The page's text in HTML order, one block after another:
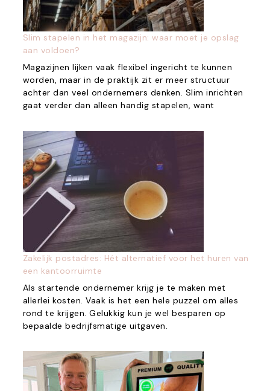
Slim stapelen in het magazijn: waar moet je opslag
aan voldoen?
Magazijnen lijken vaak flexibel ingericht te kunnen
worden, maar in de praktijk zit er meer structuur
achter dan veel ondernemers denken. Slim inrichten
gaat verder dan alleen handig stapelen, want
Zakelijk postadres: Hét alternatief voor het huren van
een kantoorruimte
Als startende ondernemer krijg je te maken met
allerlei kosten. Vaak is het een hele puzzel om alles
rond te krijgen. Gelukkig kun je wel besparen op
bepaalde bedrijfsmatige uitgaven.